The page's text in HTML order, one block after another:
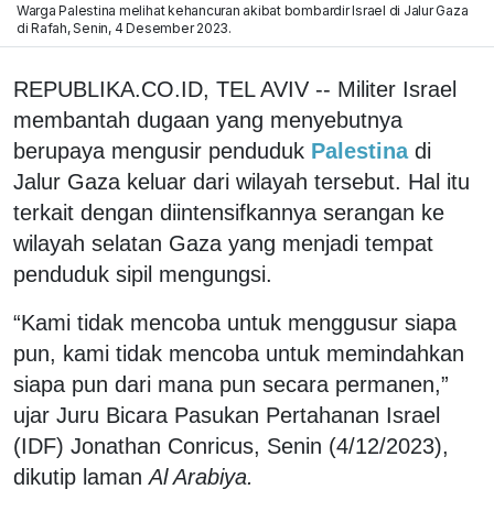
Warga Palestina melihat kehancuran akibat bombardir Israel di Jalur Gaza
di Rafah, Senin, 4 Desember 2023. ​
REPUBLIKA.CO.ID, TEL AVIV -- Militer Israel
membantah dugaan yang menyebutnya
berupaya mengusir penduduk Palestina di
Jalur Gaza keluar dari wilayah tersebut. Hal itu
terkait dengan diintensifkannya serangan ke
wilayah selatan Gaza yang menjadi tempat
penduduk sipil mengungsi.
“Kami tidak mencoba untuk menggusur siapa
pun, kami tidak mencoba untuk memindahkan
siapa pun dari mana pun secara permanen,”
ujar Juru Bicara Pasukan Pertahanan Israel
(IDF) Jonathan Conricus, Senin (4/12/2023),
dikutip lamanAl Arabiya.